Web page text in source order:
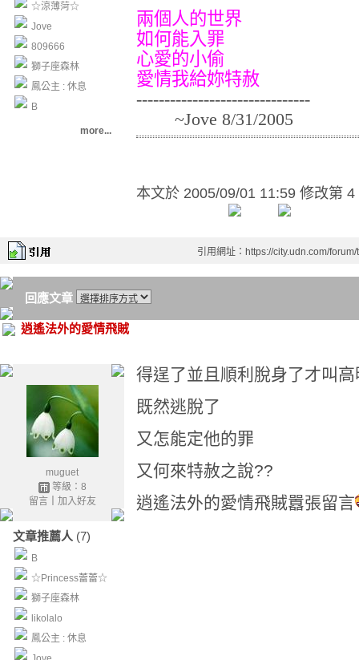
☆涼薄菏☆
Jove
809666
獅子座森林
鳳公主 : 休息
B
more...
兩個人的世界
如何能入罪
心愛的小偷
愛情我給妳特赦
-------------------------------
~Jove 8/31/2005
本文於 2005/09/01 11:59 修改第 4
引用網址：https://city.udn.com/
回應文章
逍遙法外的愛情飛賊
muguet
等級：8
留言｜ 加入好友
文章推薦人 (7)
B
☆Princess蕾蕾☆
獅子座森林
likolalo
鳳公主 : 休息
得逞了並且順利脫身了才叫
既然逃脫了
又怎能定他的罪
又何來特赦之說??
逍遙法外的愛情飛賊囂張留言